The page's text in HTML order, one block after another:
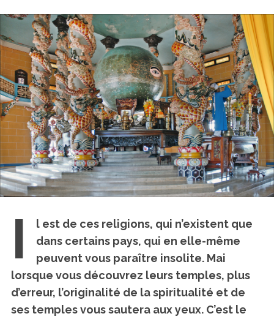
I
l est de ces religions, qui n’existent que
dans certains pays, qui en elle-même
peuvent vous paraître insolite. Mai
lorsque vous découvrez leurs temples, plus
d’erreur, l’originalité de la spiritualité et de
ses temples vous sautera aux yeux. C’est le